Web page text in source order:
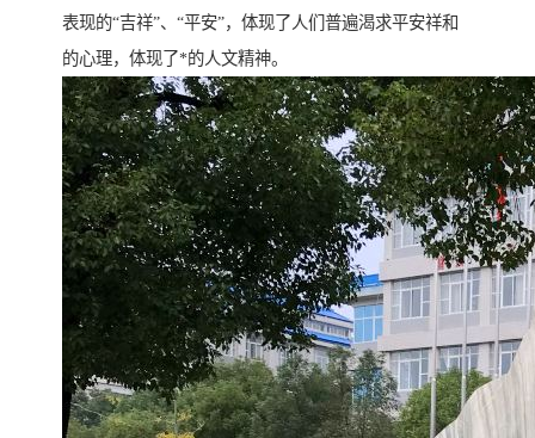
表现的“吉祥”、“平安”，体现了人们普遍渴求平安祥和
的心理，体现了*的人文精神。